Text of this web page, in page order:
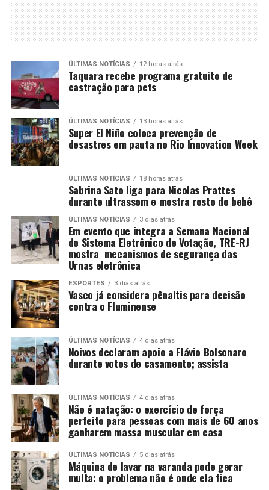
ÚLTIMAS NOTÍCIAS 12 horas atrás
Taquara recebe programa gratuito de
castração para pets
ÚLTIMAS NOTÍCIAS 13 horas atrás
Super El Niño coloca prevenção de
desastres em pauta no Rio Innovation Week
ÚLTIMAS NOTÍCIAS 18 horas atrás
Sabrina Sato liga para Nicolas Prattes
durante ultrassom e mostra rosto do bebê
ÚLTIMAS NOTÍCIAS 3 dias atrás
Em evento que integra a Semana Nacional
do Sistema Eletrônico de Votação, TRE-RJ
mostra mecanismos de segurança das
Urnas eletrônica
ESPORTES 3 dias atrás
Vasco já considera pênaltis para decisão
contra o Fluminense
ÚLTIMAS NOTÍCIAS 4 dias atrás
Noivos declaram apoio a Flávio Bolsonaro
durante votos de casamento; assista
ÚLTIMAS NOTÍCIAS 4 dias atrás
Não é natação: o exercício de força
perfeito para pessoas com mais de 60 anos
ganharem massa muscular em casa
ÚLTIMAS NOTÍCIAS 5 dias atrás
Máquina de lavar na varanda pode gerar
multa: o problema não é onde ela fica